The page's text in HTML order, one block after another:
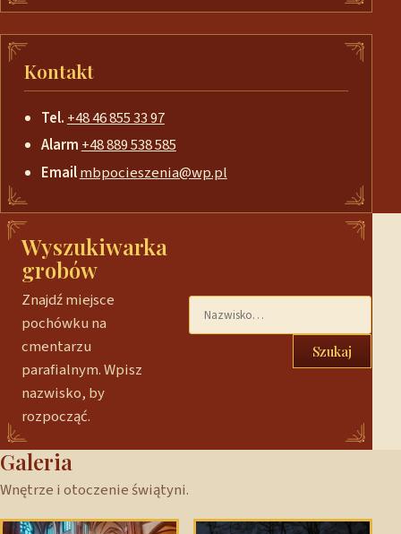
Kontakt
Tel. +48 46 855 33 97
Alarm+48 889 538 585
Emailmbpocieszenia@wp.pl
Wyszukiwarka
grobów
Znajdź miejsce
pochówku na
cmentarzu
parafialnym. Wpisz
nazwisko, by
rozpocząć.
Szukaj
Galeria
Wnętrze i otoczenie świątyni.